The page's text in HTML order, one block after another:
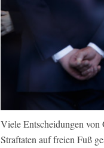
Viele Entscheidungen von
Straftaten auf freien Fuß